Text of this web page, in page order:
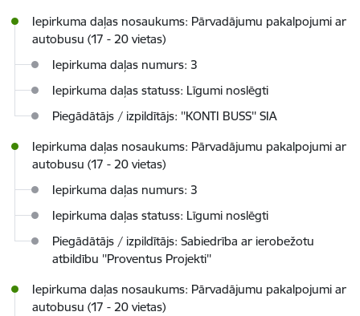
Iepirkuma daļas nosaukums: Pārvadājumu pakalpojumi ar
autobusu (17 - 20 vietas)
Iepirkuma daļas numurs: 3
Iepirkuma daļas statuss: Līgumi noslēgti
Piegādātājs / izpildītājs: ''KONTI BUSS'' SIA
Iepirkuma daļas nosaukums: Pārvadājumu pakalpojumi ar
autobusu (17 - 20 vietas)
Iepirkuma daļas numurs: 3
Iepirkuma daļas statuss: Līgumi noslēgti
Piegādātājs / izpildītājs: Sabiedrība ar ierobežotu
atbildību ''Proventus Projekti''
Iepirkuma daļas nosaukums: Pārvadājumu pakalpojumi ar
autobusu (17 - 20 vietas)